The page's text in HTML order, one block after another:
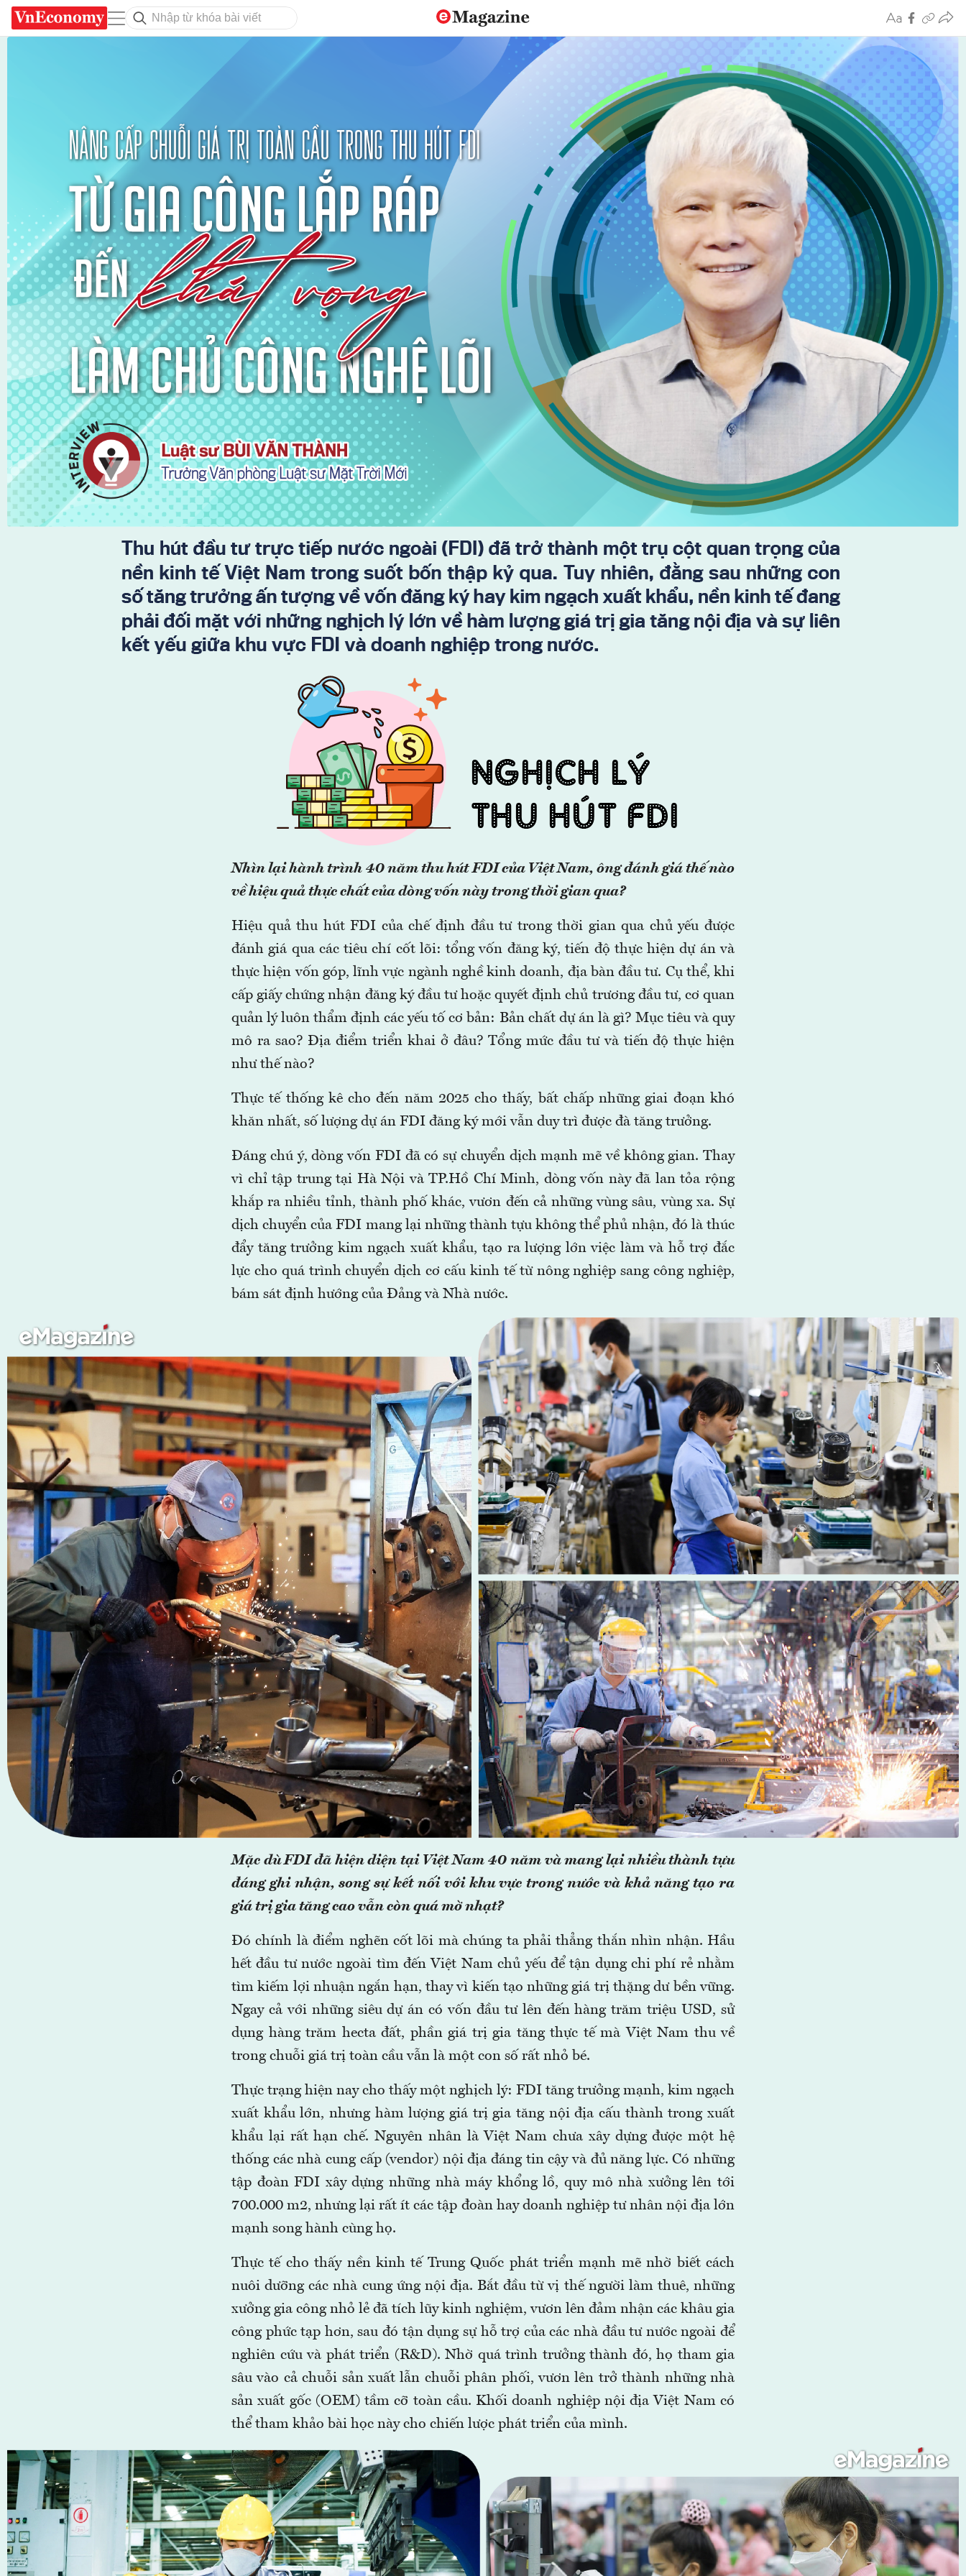
Nhìn lại hành trình 40 năm thu hút FDI của Việt Nam, ông đánh giá thế nào
về hiệu quả thực chất của dòng vốn này trong thời gian qua?
Hiệu quả thu hút FDI của chế định đầu tư trong thời gian qua chủ yếu được
đánh giá qua các tiêu chí cốt lõi: tổng vốn đăng ký, tiến độ thực hiện dự án và
thực hiện vốn góp, lĩnh vực ngành nghề kinh doanh, địa bàn đầu tư. Cụ thể, khi
cấp giấy chứng nhận đăng ký đầu tư hoặc quyết định chủ trương đầu tư, cơ quan
quản lý luôn thẩm định các yếu tố cơ bản: Bản chất dự án là gì? Mục tiêu và quy
mô ra sao? Địa điểm triển khai ở đâu? Tổng mức đầu tư và tiến độ thực hiện
như thế nào?
Thực tế thống kê cho đến năm 2025 cho thấy, bất chấp những giai đoạn khó
khăn nhất, số lượng dự án FDI đăng ký mới vẫn duy trì được đà tăng trưởng.
Đáng chú ý, dòng vốn FDI đã có sự chuyển dịch mạnh mẽ về không gian. Thay
vì chỉ tập trung tại Hà Nội và TP.Hồ Chí Minh, dòng vốn này đã lan tỏa rộng
khắp ra nhiều tỉnh, thành phố khác, vươn đến cả những vùng sâu, vùng xa. Sự
dịch chuyển của FDI mang lại những thành tựu không thể phủ nhận, đó là thúc
đẩy tăng trưởng kim ngạch xuất khẩu, tạo ra lượng lớn việc làm và hỗ trợ đắc
lực cho quá trình chuyển dịch cơ cấu kinh tế từ nông nghiệp sang công nghiệp,
bám sát định hướng của Đảng và Nhà nước.
Mặc dù FDI đã hiện diện tại Việt Nam 40 năm và mang lại nhiều thành tựu
đáng ghi nhận, song sự kết nối với khu vực trong nước và khả năng tạo ra
giá trị gia tăng cao vẫn còn quá mờ nhạt?
Đó chính là điểm nghẽn cốt lõi mà chúng ta phải thẳng thắn nhìn nhận. Hầu
hết đầu tư nước ngoài tìm đến Việt Nam chủ yếu để tận dụng chi phí rẻ nhằm
tìm kiếm lợi nhuận ngắn hạn, thay vì kiến tạo những giá trị thặng dư bền vững.
Ngay cả với những siêu dự án có vốn đầu tư lên đến hàng trăm triệu USD, sử
dụng hàng trăm hecta đất, phần giá trị gia tăng thực tế mà Việt Nam thu về
trong chuỗi giá trị toàn cầu vẫn là một con số rất nhỏ bé.
Thực trạng hiện nay cho thấy một nghịch lý: FDI tăng trưởng mạnh, kim ngạch
xuất khẩu lớn, nhưng hàm lượng giá trị gia tăng nội địa cấu thành trong xuất
khẩu lại rất hạn chế. Nguyên nhân là Việt Nam chưa xây dựng được một hệ
thống các nhà cung cấp (vendor) nội địa đáng tin cậy và đủ năng lực. Có những
tập đoàn FDI xây dựng những nhà máy khổng lồ, quy mô nhà xưởng lên tới
700.000 m2, nhưng lại rất ít các tập đoàn hay doanh nghiệp tư nhân nội địa lớn
mạnh song hành cùng họ.
Thực tế cho thấy nền kinh tế Trung Quốc phát triển mạnh mẽ nhờ biết cách
nuôi dưỡng các nhà cung ứng nội địa. Bắt đầu từ vị thế người làm thuê, những
xưởng gia công nhỏ lẻ đã tích lũy kinh nghiệm, vươn lên đảm nhận các khâu gia
công phức tạp hơn, sau đó tận dụng sự hỗ trợ của các nhà đầu tư nước ngoài để
nghiên cứu và phát triển (R&D). Nhờ quá trình trưởng thành đó, họ tham gia
sâu vào cả chuỗi sản xuất lẫn chuỗi phân phối, vươn lên trở thành những nhà
sản xuất gốc (OEM) tầm cỡ toàn cầu. Khối doanh nghiệp nội địa Việt Nam có
thể tham khảo bài học này cho chiến lược phát triển của mình.